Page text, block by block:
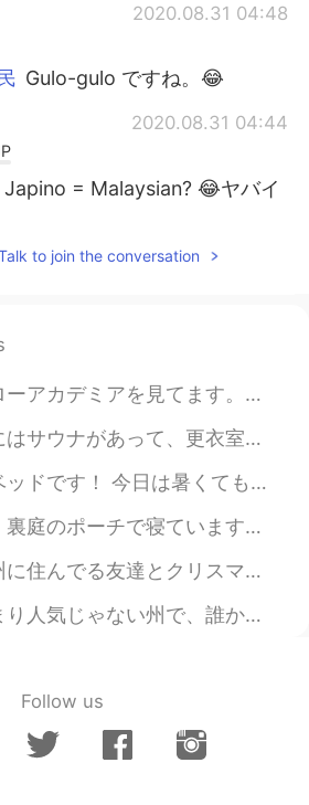
2020.08.31 04:48
Gulo-gulo ですね。😂
2020.08.31 04:44
Japino = Malaysian? 😂ヤバイ
ラーメンに似てますね。味はト
ンと同じだけど、牛骨髄があ
味もあります。フィリピンの
2020.08.31 03:55
Japanese ang sabaw na
2020.08.31 03:31
to join the conversation
だと思います。超面白いから。🤣 「シット」と「フャック」を言うとき私は笑ってます。「デトロイトとかテキサススマシュ」がで...
さんたちはのんびりに会話してました。声があまりにも大きかったので更衣室にいた人は全部が聞こえてしまいました。😂 会話はこ...
ています。だから、毛布を使用できるのために、サーモスタットの温度はとても寒い。笑笑 めっちゃcounterintuitiveで...
あとは、ポーチで寝るのは好きになりました。 天気がとても気持ちいい！キャンプみたい。 他の猫と新しい子猫ちゃん(モモちゃん...
撮りながら、、彼女の息子さんも写真に写りたがっています。彼は走りてカメラの前にに立ちました。彼のお母さんはもう見えなかった。😂
か？」を聞いる時、いつも「あまりがない」を答えてます。それは嘘です。実は、私はただ知りません。😂😅ここに住んでいても。 だ...
Follow us